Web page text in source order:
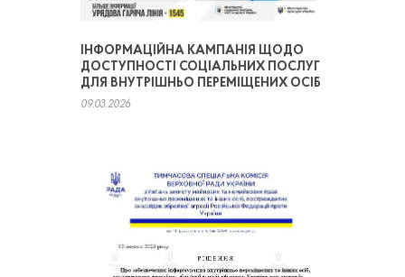
ІНФОРМАЦІЙНА КАМПАНІЯ ЩОДО
ДОСТУПНОСТІ СОЦІАЛЬНИХ ПОСЛУГ
ДЛЯ ВНУТРІШНЬО ПЕРЕМІЩЕНИХ ОСІБ
09.03.2026